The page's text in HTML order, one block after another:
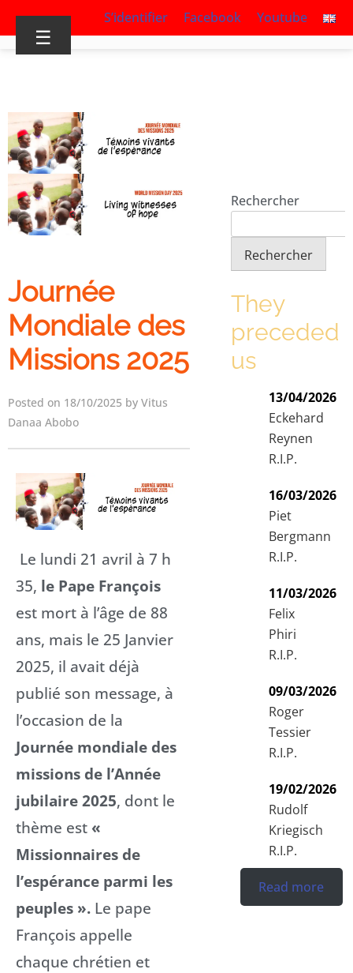
S’identifier Facebook Youtube
☰
Journée
Mondiale des
Missions 2025
Posted on 18/10/2025 by Vitus
Danaa Abobo
Le lundi 21 avril à 7 h
35, le Pape François
est mort à l’âge de 88
ans, mais le 25 Janvier
2025, il avait déjà
publié son message, à
l’occasion de la
Journée mondiale des
missions de l’Année
jubilaire 2025, dont le
thème est «
Missionnaires de
l’espérance parmi les
peuples ». Le pape
François appelle
chaque chrétien et
Rechercher
Rechercher
They
preceded
us
13/04/2026
Eckehard
Reynen
R.I.P.
16/03/2026
Piet
Bergmann
R.I.P.
11/03/2026
Felix
Phiri
R.I.P.
09/03/2026
Roger
Tessier
R.I.P.
19/02/2026
Rudolf
Kriegisch
R.I.P.
Read more